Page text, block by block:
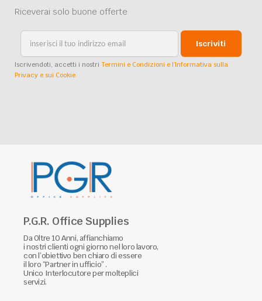
Riceverai solo buone offerte
Iscriviti
Iscrivendoti, accetti i nostri Termini e Condizioni e l’Informativa sulla
Privacy e sui Cookie.
P.G.R. Office Supplies
Da Oltre 10 Anni, affianchiamo
i nostri clienti ogni giorno nel loro lavoro,
con l’obiettivo ben chiaro di essere
il loro “Partner in ufficio” .
Unico Interlocutore per molteplici
servizi.